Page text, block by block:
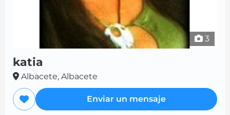
3
katia
Albacete, Albacete
Enviar un mensaje